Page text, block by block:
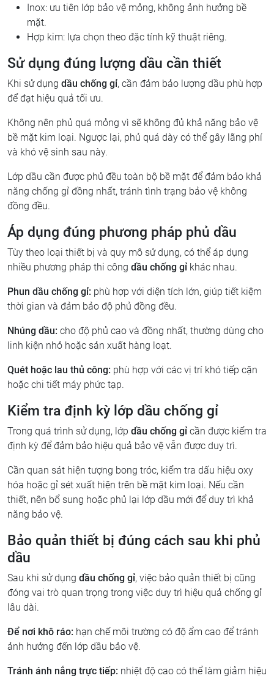
Inox: ưu tiên lớp bảo vệ mỏng, không ảnh hưởng bề
mặt.
Hợp kim: lựa chọn theo đặc tính kỹ thuật riêng.
Sử dụng đúng lượng dầu cần thiết
Khi sử dụng dầu chống gỉ, cần đảm bảo lượng dầu phù hợp
để đạt hiệu quả tối ưu.
Không nên phủ quá mỏng vì sẽ không đủ khả năng bảo vệ
bề mặt kim loại. Ngược lại, phủ quá dày có thể gây lãng phí
và khó vệ sinh sau này.
Lớp dầu cần được phủ đều toàn bộ bề mặt để đảm bảo khả
năng chống gỉ đồng nhất, tránh tình trạng bảo vệ không
đồng đều.
Áp dụng đúng phương pháp phủ dầu
Tùy theo loại thiết bị và quy mô sử dụng, có thể áp dụng
nhiều phương pháp thi công dầu chống gỉ khác nhau.
Phun dầu chống gỉ: phù hợp với diện tích lớn, giúp tiết kiệm
thời gian và đảm bảo độ phủ đồng đều.
Nhúng dầu: cho độ phủ cao và đồng nhất, thường dùng cho
linh kiện nhỏ hoặc sản xuất hàng loạt.
Quét hoặc lau thủ công: phù hợp với các vị trí khó tiếp cận
hoặc chi tiết máy phức tạp.
Kiểm tra định kỳ lớp dầu chống gỉ
Trong quá trình sử dụng, lớp dầu chống gỉ cần được kiểm tra
định kỳ để đảm bảo hiệu quả bảo vệ vẫn được duy trì.
Cần quan sát hiện tượng bong tróc, kiểm tra dấu hiệu oxy
hóa hoặc gỉ sét xuất hiện trên bề mặt kim loại. Nếu cần
thiết, nên bổ sung hoặc phủ lại lớp dầu mới để duy trì khả
năng bảo vệ.
Bảo quản thiết bị đúng cách sau khi phủ
dầu
Sau khi sử dụng dầu chống gỉ, việc bảo quản thiết bị cũng
đóng vai trò quan trọng trong việc duy trì hiệu quả chống gỉ
lâu dài.
Để nơi khô ráo: hạn chế môi trường có độ ẩm cao để tránh
ảnh hưởng đến lớp dầu bảo vệ.
Tránh ánh nắng trực tiếp: nhiệt độ cao có thể làm giảm hiệu